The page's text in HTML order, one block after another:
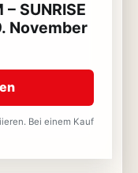
– SUNRISE
November
Bei einem Kauf